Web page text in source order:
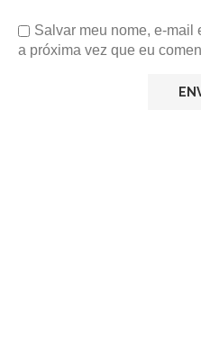
Salvar meu nome, e-mail
a próxima vez que eu